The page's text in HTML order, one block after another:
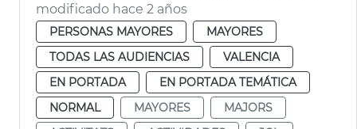
modificado hace 2 años
PERSONAS MAYORES
MAYORES
TODAS LAS AUDIENCIAS
VALENCIA
EN PORTADA
EN PORTADA TEMÁTICA
NORMAL
MAYORES
MAJORS